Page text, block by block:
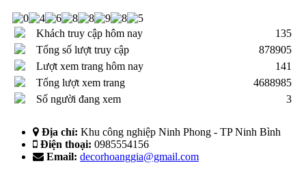
Khách truy cập hôm nay
135
Tổng số lượt truy cập
878905
Lượt xem trang hôm nay
141
Tổng lượt xem trang
4688985
Số người đang xem
3
Địa chỉ: Khu công nghiệp Ninh Phong - TP Ninh Bình
Điện thoại: 0985554156
Email: decorhoanggia@gmail.com